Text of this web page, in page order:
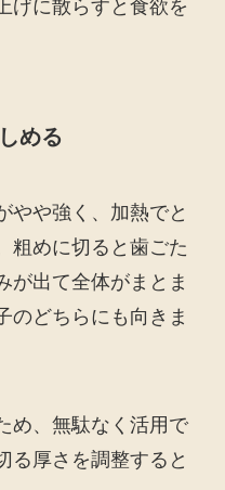
げに散らすと食欲を
める
やや強く、加熱でと
粗めに切ると歯ごた
が出て全体がまとま
のどちらにも向きま
め、無駄なく活用で
る厚さを調整すると